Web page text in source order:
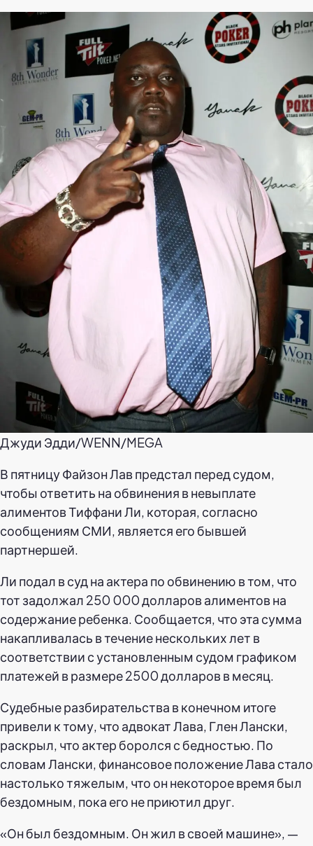
Джуди Эдди/WENN/MEGA
В пятницу Файзон Лав предстал перед судом,
чтобы ответить на обвинения в невыплате
алиментов Тиффани Ли, которая, согласно
сообщениям СМИ, является его бывшей
партнершей.
Ли подал в суд на актера по обвинению в том, что
тот задолжал 250 000 долларов алиментов на
содержание ребенка. Сообщается, что эта сумма
накапливалась в течение нескольких лет в
соответствии с установленным судом графиком
платежей в размере 2500 долларов в месяц.
Судебные разбирательства в конечном итоге
привели к тому, что адвокат Лава, Глен Лански,
раскрыл, что актер боролся с бедностью. По
словам Лански, финансовое положение Лава стало
настолько тяжелым, что он некоторое время был
бездомным, пока его не приютил друг.
«Он был бездомным. Он жил в своей машине», —